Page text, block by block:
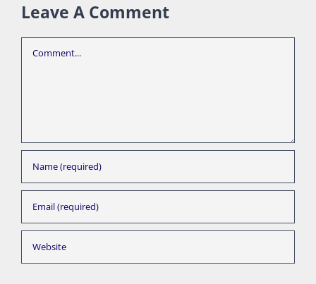
Leave A Comment
Comment